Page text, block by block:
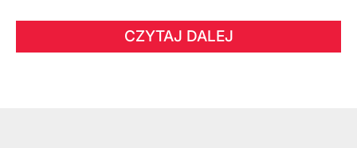
CZYTAJ DALEJ